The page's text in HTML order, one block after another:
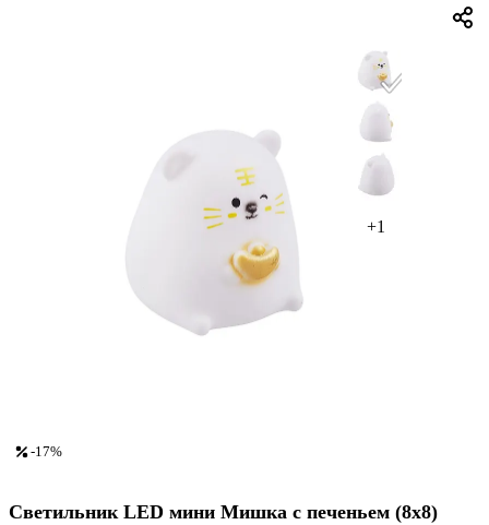
+1
-17%
Светильник LED мини Мишка с печеньем (8х8)